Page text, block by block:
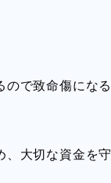
ので致命傷になる
大切な資金を守